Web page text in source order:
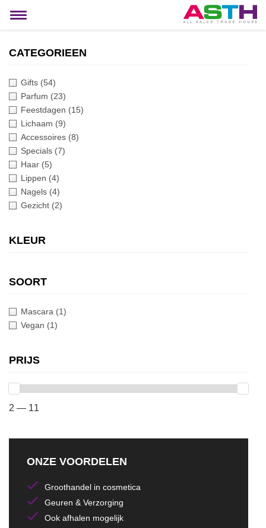
Toggle
CATEGORIEEN
Gifts (54)
Parfum (23)
Feestdagen (15)
Lichaam (9)
Accessoires (8)
Specials (7)
Haar (5)
Lippen (4)
Nagels (4)
Gezicht (2)
KLEUR
SOORT
Mascara (1)
Vegan (1)
PRIJS
2 — 11
ONZE VOORDELEN
Groothandel in cosmetica
Geuren & Verzorging
Ook afhalen mogelijk